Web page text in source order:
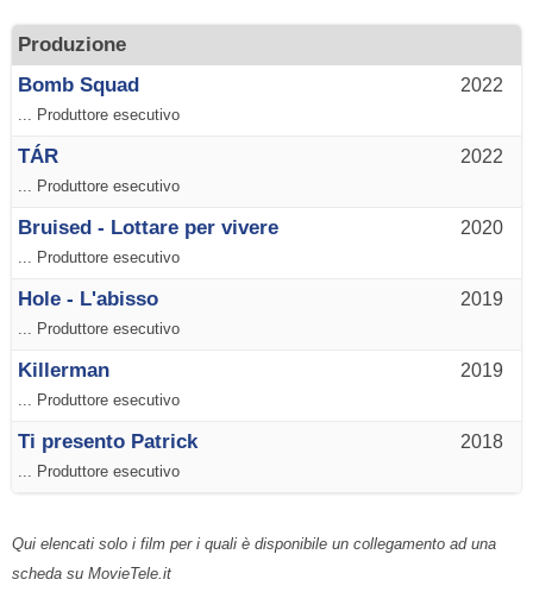
Produzione
2022
Bomb Squad
... Produttore esecutivo
2022
TÁR
... Produttore esecutivo
2020
Bruised - Lottare per vivere
... Produttore esecutivo
2019
Hole - L'abisso
... Produttore esecutivo
2019
Killerman
... Produttore esecutivo
2018
Ti presento Patrick
... Produttore esecutivo
Qui elencati solo i film per i quali è disponibile un collegamento ad una
scheda su MovieTele.it